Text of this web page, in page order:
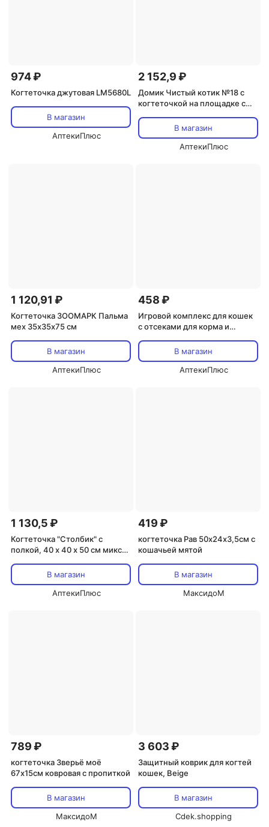
974 ₽
Когтеточка джутовая LM5680L
В магазин
АптекиПлюс
2 152,9 ₽
Домик Чистый котик №18 с
когтеточкой на площадке с
50х50х48 смВ магазин
АптекиПлюс
1 120,91 ₽
Когтеточка ЗООМАРК Пальма
мех 35х35х75 см
В магазин
АптекиПлюс
458 ₽
Игровой комплекс для кошек
с отсеками для корма и
В магазин
АптекиПлюс
1 130,5 ₽
Когтеточка "Столбик" с
полкой, 40 х 40 х 50 см микс
В магазин
АптекиПлюс
419 ₽
когтеточка Рав 50х24х3,5см с
кошачьей мятой
В магазин
МаксидоМ
789 ₽
когтеточка Зверьё моё
67х15см ковровая с пропиткой
В магазин
МаксидоМ
3 603 ₽
Защитный коврик для когтей
кошек, Beige
В магазин
Cdek.shopping